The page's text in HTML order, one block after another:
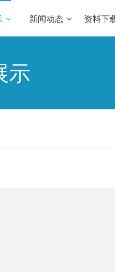
新闻动态 资料下
示